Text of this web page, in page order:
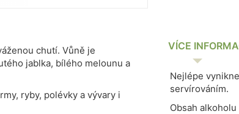
chutí. Vůně je
jablka, bílého melounu a
ryby, polévky a vývary i
VÍCE
Nejlépe
servírováním.
Obsah alkoholu